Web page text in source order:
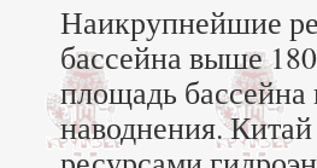
Наикрупнейшие
бассейна выше
площадь
наводнения.